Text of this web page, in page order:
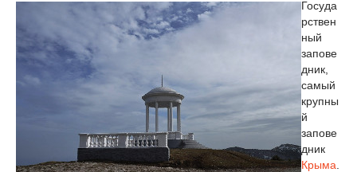
Госуда
рствен
ный
запове
дник,
самый
крупны
й
запове
дник
Крыма